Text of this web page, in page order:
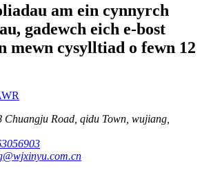
am ein cynnyrch
gadewch eich e-bost
mewn cysylltiad o fewn 12
Chuangju Road, qidu Town, wujiang,